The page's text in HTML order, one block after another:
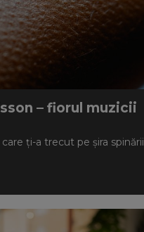
– fiorul muzicii
ți-a trecut pe șira spinării